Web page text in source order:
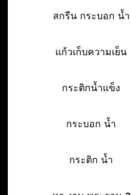
สกรีน กระบอก น้ำ
แก้วเก็บความเย็น
กระติกน้ำแข็ง
กระบอก น้ำ
กระติก น้ำ